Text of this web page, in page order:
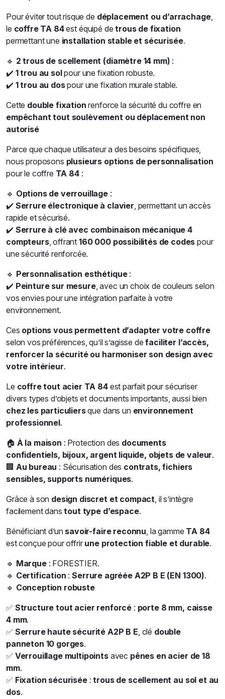
Pour éviter tout risque de déplacement ou d’arrachage,
le coffre TA 84est équipé detrous de fixation
permettant une installation stable et sécurisée.
🔹 2 trous de scellement (diamètre 14 mm) :
✔️ 1 trou au solpour une fixation robuste.
✔️ 1 trou au dospour une fixation murale stable.
Cette double fixation renforce la sécurité du coffre en
empêchant tout soulèvement ou déplacement non
autorisé
Parce que chaque utilisateur a des besoins spécifiques,
nous proposons plusieurs options de personnalisation
pour le coffre TA 84:
🔹 Options de verrouillage :
✔️ Serrure électronique à clavier , permettant un accès
rapide et sécurisé.
✔️ Serrure à clé avec combinaison mécanique 4
compteurs, offrant 160 000 possibilités de codes pour
une sécurité renforcée.
🔹 Personnalisation esthétique:
✔️ Peinture sur mesure, avec un choix de couleurs selon
vos envies pour une intégration parfaite à votre
environnement.
Ces options vous permettent d’adapter votre coffre
selon vos préférences, qu’il s’agisse defaciliter l’accès,
renforcer la sécurité ou harmoniser son design avec
votre intérieur.
Le coffre tout acier TA 84est parfait pour sécuriser
divers types d’objets et documents importants, aussi bien
chez les particuliersque dans un environnement
professionnel.
🏠 À la maison : Protection des documents
confidentiels, bijoux, argent liquide, objets de valeur.
🏢 Au bureau : Sécurisation des contrats, fichiers
sensibles, supports numériques.
Grâce à son design discret et compact , il s’intègre
facilement danstout type d’espace.
Bénéficiant d’un savoir-faire reconnu , la gamme TA 84
est conçue pour offrir une protection fiable et durable.
🔹 Marque: FORESTIER.
🔹 Certification :Serrure agréée A2P B E (EN 1300).
🔹 Conception robuste
✅ Structure tout acier renforcé : porte 8 mm, caisse
4 mm.
✅ Serrure haute sécurité A2P B E , clé double
panneton 10 gorges.
✅ Verrouillage multipointsavec pênes en acier de 18
mm.
✅ Fixation sécurisée:trous de scellement au sol et au
dos.